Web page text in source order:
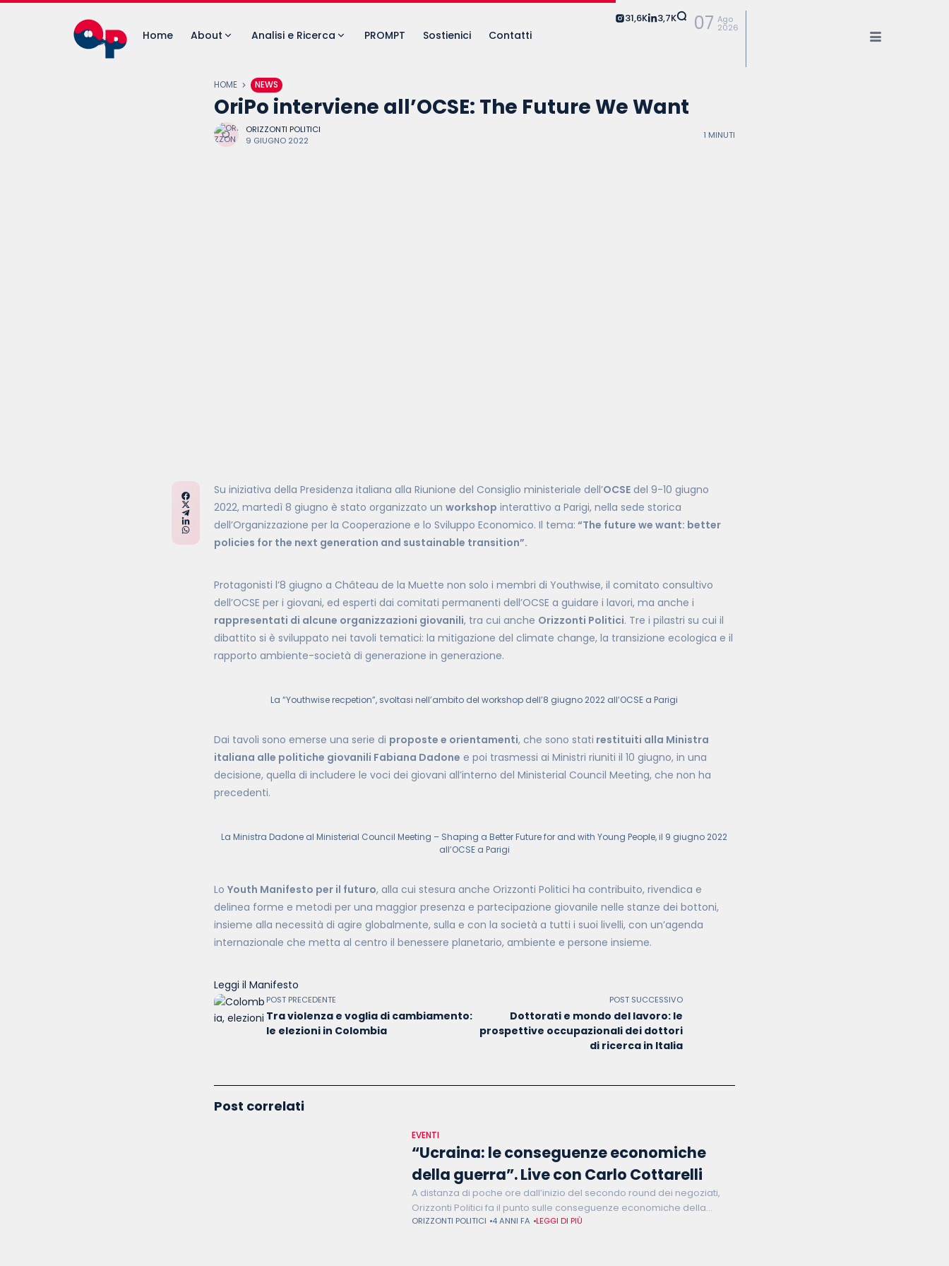
Home About Analisi e Ricerca PROMPT Sostienici Contatti
31,6K 3,7K 07 Ago
2026
HOME NEWS
OriPo interviene all’OCSE: The Future We Want
ORIZZONTI POLITICI
9 GIUGNO 2022
1 MINUTI
Su iniziativa della Presidenza italiana alla Riunione del Consiglio ministeriale dell’OCSEdel 9-10 giugno
2022, martedì 8 giugno è stato organizzato un workshop interattivo a Parigi, nella sede storica
dell’Organizzazione per la Cooperazione e lo Sviluppo Economico. Il tema: “The future we want: better
policies for the next generation and sustainable transition”.
Protagonisti l’8 giugno a Château de la Muette non solo i membri di Youthwise, il comitato consultivo
dell’OCSE per i giovani, ed esperti dai comitati permanenti dell’OCSE a guidare i lavori, ma anche i
rappresentati di alcune organizzazioni giovanili, tra cui anche Orizzonti Politici. Tre i pilastri su cui il
dibattito si è sviluppato nei tavoli tematici: la mitigazione del climate change, la transizione ecologica e il
rapporto ambiente-società di generazione in generazione.
La “Youthwise recpetion”, svoltasi nell’ambito del workshop dell’8 giugno 2022 all’OCSE a Parigi
Dai tavoli sono emerse una serie di proposte e orientamenti, che sono stati restituiti alla Ministra
italiana alle politiche giovanili Fabiana Dadone e poi trasmessi ai Ministri riuniti il 10 giugno, in una
decisione, quella di includere le voci dei giovani all’interno del Ministerial Council Meeting, che non ha
precedenti.
La Ministra Dadone al Ministerial Council Meeting – Shaping a Better Future for and with Young People, il 9 giugno 2022
all’OCSE a Parigi
Lo Youth Manifesto per il futuro, alla cui stesura anche Orizzonti Politici ha contribuito, rivendica e
delinea forme e metodi per una maggior presenza e partecipazione giovanile nelle stanze dei bottoni,
insieme alla necessità di agire globalmente, sulla e con la società a tutti i suoi livelli, con un’agenda
internazionale che metta al centro il benessere planetario, ambiente e persone insieme.
Leggi il Manifesto
POST PRECEDENTE
Tra violenza e voglia di cambiamento:
le elezioni in Colombia
POST SUCCESSIVO
Dottorati e mondo del lavoro: le
prospettive occupazionali dei dottori
di ricerca in Italia
Post correlati
EVENTI
“Ucraina: le conseguenze economiche
della guerra”. Live con Carlo Cottarelli
A distanza di poche ore dall’inizio del secondo round dei negoziati,
Orizzonti Politici fa il punto sulle conseguenze economiche della
guerra su Russia, Europa e Italia. Ospite di questa seconda
ORIZZONTI POLITICI 4 ANNI FA LEGGI DI PIÙ